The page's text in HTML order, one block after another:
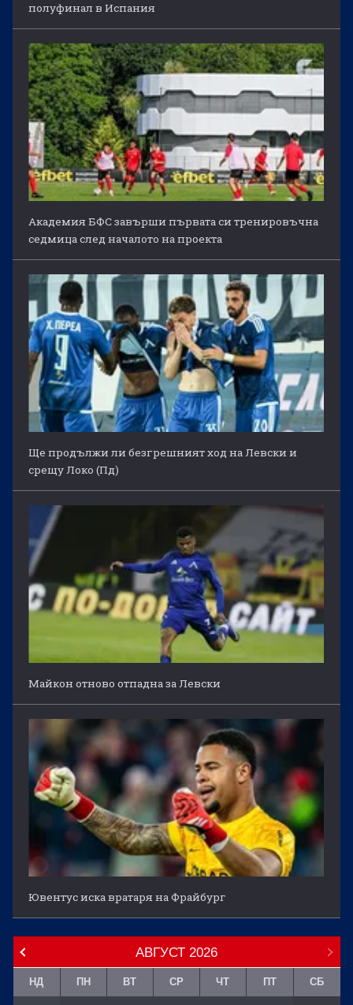
полуфинал в Испания
Академия БФС завърши първата си тренировъчна
седмица след началото на проекта
Ще продължи ли безгрешният ход на Левски и
срещу Локо (Пд)
Майкон отново отпадна за Левски
Ювентус иска вратаря на Фрайбург
АВГУСТ 2026
НД ПН ВТ СР ЧТ ПТ СБ